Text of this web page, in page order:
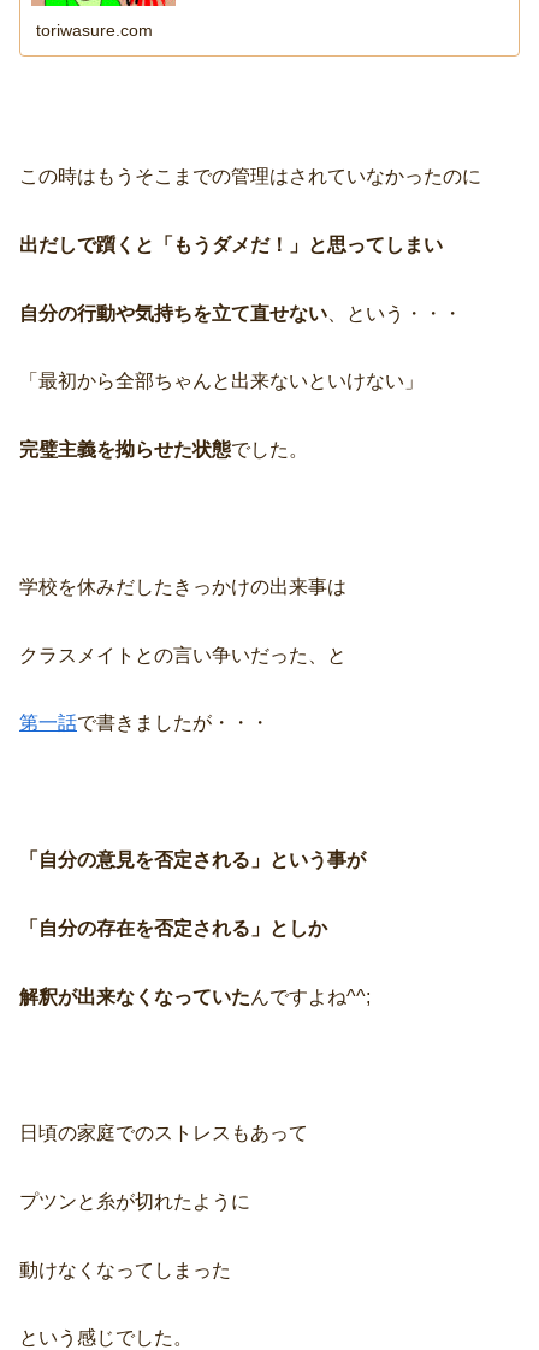
toriwasure.com
この時はもうそこまでの管理はされていなかったのに
出だしで躓くと「もうダメだ！」と思ってしまい
自分の行動や気持ちを立て直せない 、という・・・
「最初から全部ちゃんと出来ないといけない」
完璧主義を拗らせた状態でした。
学校を休みだしたきっかけの出来事は
クラスメイトとの言い争いだった、と
第一話で書きましたが・・・
「自分の意見を否定される」という事が
「自分の存在を否定される」としか
解釈が出来なくなっていたんですよね^^;
日頃の家庭でのストレスもあって
プツンと糸が切れたように
動けなくなってしまった
という感じでした。